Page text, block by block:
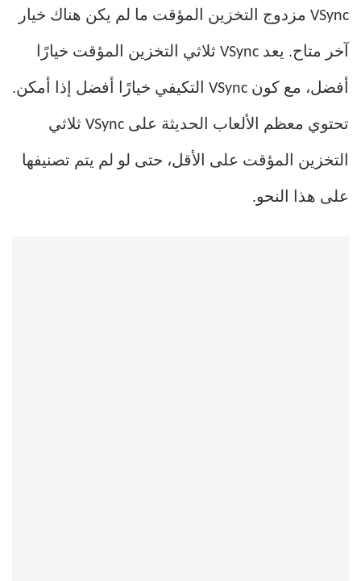
VSync مزدوج التخزين المؤقت ما لم يكن هناك خيار
آخر متاح. يعد VSync ثلاثي التخزين المؤقت خيارًا
أفضل، مع كون VSync التكيفي خيارًا أفضل إذا أمكن.
تحتوي معظم الألعاب الحديثة على VSync ثلاثي
التخزين المؤقت على الأقل، حتى لو لم يتم تصنيفها
على هذا النحو.